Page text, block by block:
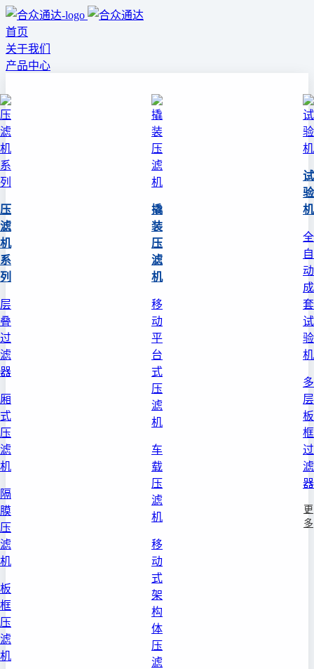
首页
关于我们
产品中心
压
滤
机
系
列
层
叠
过
滤
器
厢
式
压
滤
机
隔
膜
压
滤
机
板
框
压
滤
机
撬
装
压
滤
机
移
动
平
台
式
压
滤
机
车
载
压
滤
机
移
动
式
架
构
体
压
滤
试
验
机
全
自
动
成
套
试
验
机
多
层
板
框
过
滤
器
更
多